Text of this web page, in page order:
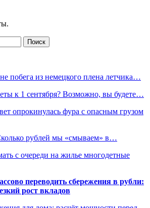
побега из немецкого плена летчика…
к 1 сентября? Возможно, вы будете…
опрокинулась фура с опасным грузом
рублей мы «смываем» в…
с очереди на жилье многодетные
переводить сбережения в рубли:
рост вкладов